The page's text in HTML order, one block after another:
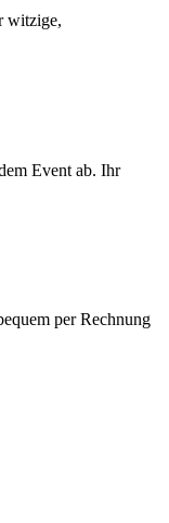
witzige,
Event ab. Ihr
per Rechnung